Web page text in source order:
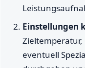
Einstellungen
eventuell